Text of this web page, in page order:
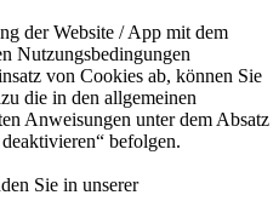
der Website / App mit dem
Nutzungsbedingungen
von Cookies ab, können Sie
die in den allgemeinen
Anweisungen unter dem Absatz
befolgen.
Sie in unserer